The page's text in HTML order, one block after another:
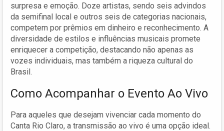
surpresa e emoção. Doze artistas, sendo seis advindos
da semifinal local e outros seis de categorias nacionais,
competem por prêmios em dinheiro e reconhecimento. A
diversidade de estilos e influências musicais promete
enriquecer a competição, destacando não apenas as
vozes individuais, mas também a riqueza cultural do
Brasil.
Como Acompanhar o Evento Ao Vivo
Para aqueles que desejam vivenciar cada momento do
Canta Rio Claro, a transmissão ao vivo é uma opção ideal.